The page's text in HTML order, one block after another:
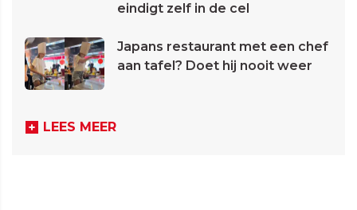
eindigt zelf in de cel
Japans restaurant met een chef
aan tafel? Doet hij nooit weer
LEES MEER